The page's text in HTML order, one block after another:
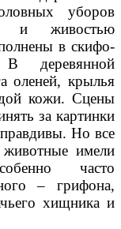
уборов
и живостью
в скифо-
деревянной
оленей, крылья
кожи. Сцены
за картинки
Но все
имели
часто
– грифона,
хищника и